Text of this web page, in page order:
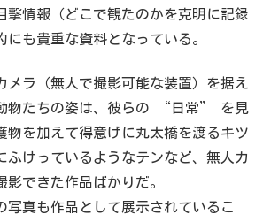
撃情報（どこで観たのかを克明に記録
にも貴重な資料となっている。
メラ（無人で撮影可能な装置）を据え
物たちの姿は、彼らの “日常” を見
物を加えて得意げに丸太橋を渡るキツ
ふけっているようなテンなど、無人カ
影できた作品ばかりだ。
写真も作品として展示されているこ